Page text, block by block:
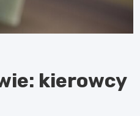
kierowcy